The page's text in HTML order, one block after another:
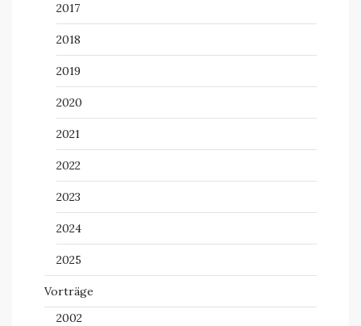
2017
2018
2019
2020
2021
2022
2023
2024
2025
Vorträge
2002